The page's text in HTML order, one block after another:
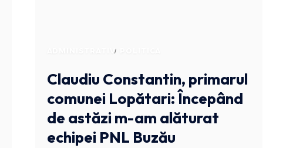
ADMINISTRATIV
Claudiu Constantin, primarul
comunei Lopătari: Începând
de astăzi m-am alăturat
echipei PNL Buzău